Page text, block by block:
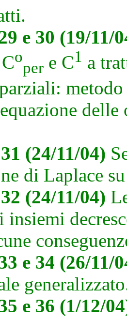
e 30 (19/11/
o
per e C1 a
(24/11/04)
di Laplace
(24/11/04)
insiemi
e 34 (26/11/
e 36 (1/12/